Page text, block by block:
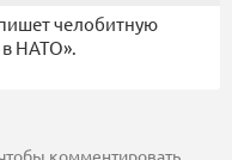
челобитную
НАТО».
комментировать